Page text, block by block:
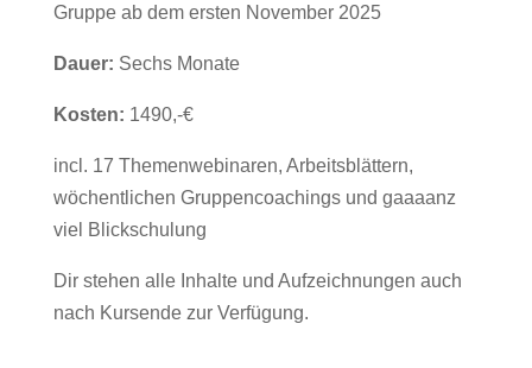
Gruppe ab dem ersten November 2025
Dauer: Sechs Monate
Kosten: 1490,-€
incl. 17 Themenwebinaren, Arbeitsblättern,
wöchentlichen Gruppencoachings und gaaaanz
viel Blickschulung
Dir stehen alle Inhalte und Aufzeichnungen auch
nach Kursende zur Verfügung.